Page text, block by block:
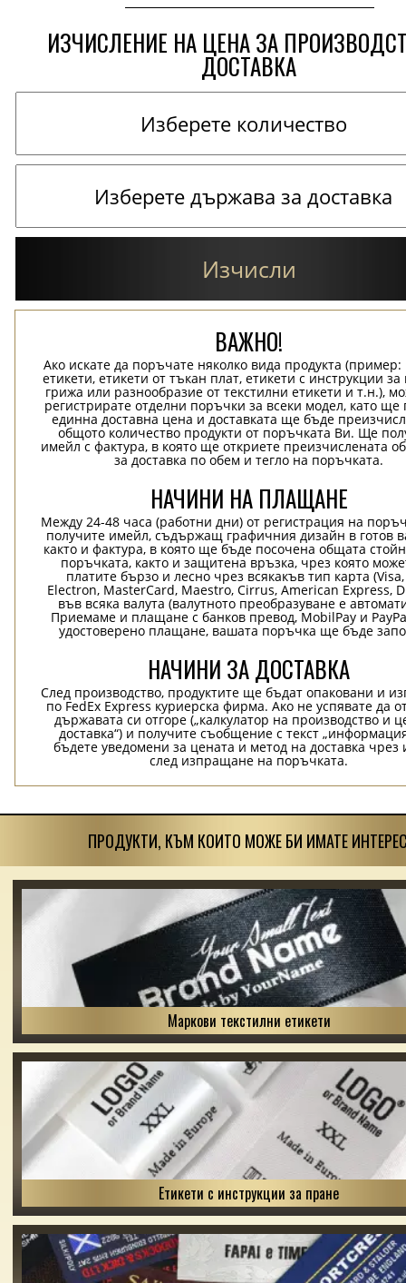
ИЗЧИСЛЕНИЕ НА ЦЕНА ЗА
ДОСТАВКА
Изчисли
ВАЖНО!
Ако искате да поръчате няколко вида продукта
етикети, етикети от тъкан плат, етикети с инструкции
грижа или разнообразие от текстилни етикети и т.н.),
регистрирате отделни поръчки за всеки модел, като ще
единна доставна цена и доставката ще бъде
общото количество продукти от поръчката Ви. Ще
имейл с фактура, в която ще откриете преизчислената
за доставка по обем и тегло на поръчката.
НАЧИНИ НА ПЛАЩАНЕ
Между 24-48 часа (работни дни) от регистрация на
получите имейл, съдържащ графичния дизайн в готов
както и фактура, в която ще бъде посочена общата
поръчката, както и защитена връзка, чрез която
платите бързо и лесно чрез всякакъв тип карта
Electron, MasterCard, Maestro, Cirrus, American Express,
във всяка валута (валутното преобразуване е
Приемаме и плащане с банков превод, MobilPay и
удостоверено плащане, вашата поръчка ще бъде
НАЧИНИ ЗА ДОСТАВКА
След производство, продуктите ще бъдат опаковани и
по FedEx Express куриерска фирма. Ако не успявате да
държавата си отгоре („калкулатор на производство и
доставка“) и получите съобщение с текст
бъдете уведомени за цената и метод на доставка чрез
след изпращане на поръчката.
ПРОДУКТИ, КЪМ КОИТО МОЖЕ БИ ИМАТЕ
Маркови текстилни етикети
Етикети с инструкции за пране